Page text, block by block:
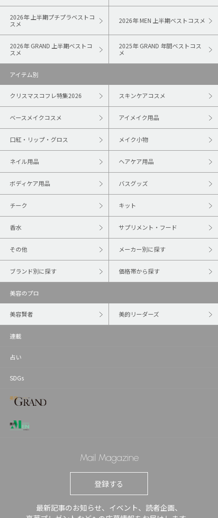
2026年 上半期プチプラベストコ
スメ
2026年 MEN 上半期ベストコスメ
2026年 GRAND 上半期ベストコ
スメ
2025年 GRAND 年間ベストコス
メ
アイテム別
クリスマスコフレ特集2026 スキンケアコスメ
ベースメイクコスメ アイメイク用品
口紅・リップ・グロス メイク小物
ネイル用品 ヘアケア用品
ボディケア用品 バスグッズ
チーク キット
香水 サプリメント・フード
その他 メーカー別に探す
ブランド別に探す 価格帯から探す
美容のプロ
美容賢者 美的リーダーズ
連載
占い
SDGs
Mail Magazine
登録する
最新記事のお知らせ、イベント、読者企画、